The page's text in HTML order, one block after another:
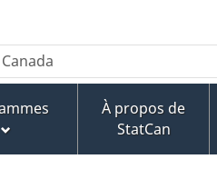
À propos de
StatCan